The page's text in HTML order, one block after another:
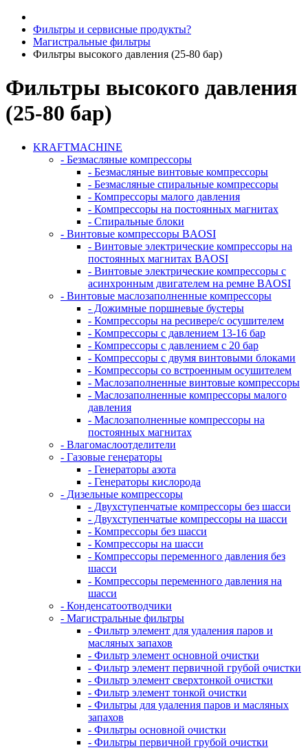
Фильтры и сервисные продукты?
Магистральные фильтры
Фильтры высокого давления (25-80 бар)
Фильтры высокого давления
(25-80 бар)
KRAFTMACHINE
- Безмасляные компрессоры
- Безмасляные винтовые компрессоры
- Безмасляные спиральные компрессоры
- Компрессоры малого давления
- Компрессоры на постоянных магнитах
- Спиральные блоки
- Винтовые компрессоры BAOSI
- Винтовые электрические компрессоры на
постоянных магнитах BAOSI
- Винтовые электрические компрессоры с
асинхронным двигателем на ремне BAOSI
- Винтовые маслозаполненные компрессоры
- Дожимные поршневые бустеры
- Компрессоры на ресивере/с осушителем
- Компрессоры с давлением 13-16 бар
- Компрессоры с давлением с 20 бар
- Компрессоры с двумя винтовыми блоками
- Компрессоры со встроенным осушителем
- Маслозаполненные винтовые компрессоры
- Маслозаполненные компрессоры малого
давления
- Маслозаполненные компрессоры на
постоянных магнитах
- Влагомаслоотделители
- Газовые генераторы
- Генераторы азота
- Генераторы кислорода
- Дизельные компрессоры
- Двухступенчатые компрессоры без шасси
- Двухступенчатые компрессоры на шасси
- Компрессоры без шасси
- Компрессоры на шасси
- Компрессоры переменного давления без
шасси
- Компрессоры переменного давления на
шасси
- Конденсатоотводчики
- Магистральные фильтры
- Фильтр элемент для удаления паров и
масляных запахов
- Фильтр элемент основной очистки
- Фильтр элемент первичной грубой очистки
- Фильтр элемент сверхтонкой очистки
- Фильтр элемент тонкой очистки
- Фильтры для удаления паров и масляных
запахов
- Фильтры основной очистки
- Фильтры первичной грубой очистки